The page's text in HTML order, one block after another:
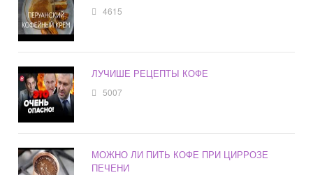
4615
ЛУЧИШЕ РЕЦЕПТЫ КОФЕ
5007
МОЖНО ЛИ ПИТЬ КОФЕ ПРИ ЦИРРОЗЕ
ПЕЧЕНИ